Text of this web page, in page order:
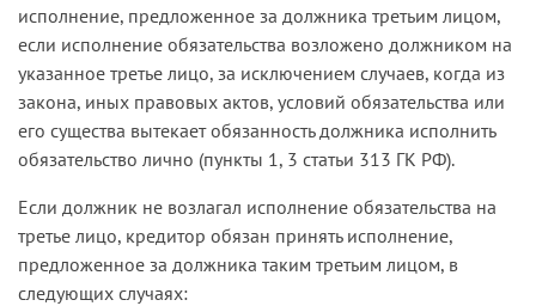
исполнение, предложенное за должника третьим лицом,
если исполнение обязательства возложено должником на
указанное третье лицо, за исключением случаев, когда из
закона, иных правовых актов, условий обязательства или
его существа вытекает обязанность должника исполнить
обязательство лично (пункты 1, 3 статьи 313 ГК РФ).
Если должник не возлагал исполнение обязательства на
третье лицо, кредитор обязан принять исполнение,
предложенное за должника таким третьим лицом, в
следующих случаях: